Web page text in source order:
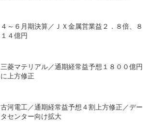
４～６月期決算／ＪＸ金属営業益２．８倍、８
１４億円
三菱マテリアル／通期経常益予想１８００億円
に上方修正
古河電工／通期経常益予想４割上方修正／デー
タセンター向け拡大